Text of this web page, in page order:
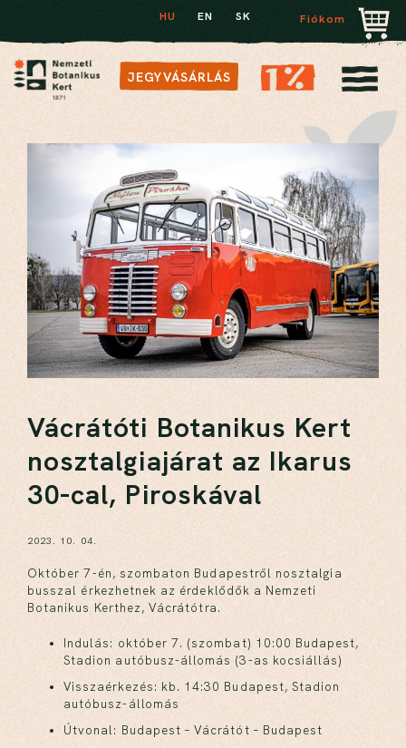
HU EN SK Fiókom
JEGYVÁSÁRLÁS
Vácrátóti Botanikus Kert
nosztalgiajárat az Ikarus
30-cal, Piroskával
2023. 10. 04.
Október 7-én, szombaton Budapestről nosztalgia
busszal érkezhetnek az érdeklődők a Nemzeti
Botanikus Kerthez, Vácrátótra.
Indulás: október 7. (szombat) 10:00 Budapest,
Stadion autóbusz-állomás (3-as kocsiállás)
Visszaérkezés: kb. 14:30 Budapest, Stadion
autóbusz-állomás
Útvonal: Budapest – Vácrátót – Budapest